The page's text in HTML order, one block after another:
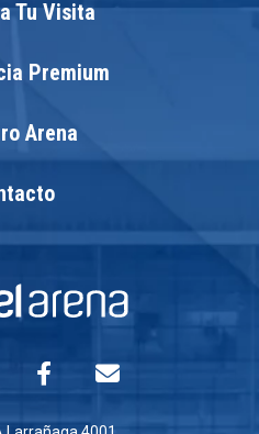
Tu Visita
Premium
Arena